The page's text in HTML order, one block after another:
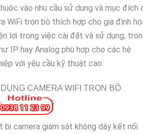
vào nhu cầu sử dụng và mục đích
WiFi trọn bộ thích hợp cho gia đình
lợi trong việc cài đặt và sử dụng,
IP hay Analog phù hợp cho các hệ
với yêu cầu kỹ thuật cao.
CAMERA WIFI TRỌN BỘ
camera giám sát không dây kết nối